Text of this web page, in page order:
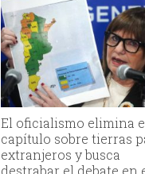
El oficialismo elimina
capítulo sobre tierras
extranjeros y busca
destrabar el debate en